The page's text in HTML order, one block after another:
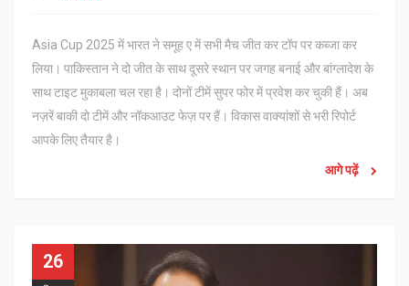
Asia Cup 2025 में भारत ने समूह ए में सभी मैच जीत कर टॉप पर कब्जा कर
लिया। पाकिस्तान ने दो जीत के साथ दूसरे स्थान पर जगह बनाई और बांग्लादेश के
साथ टाइट मुकाबला चल रहा है। दोनों टीमें सुपर फोर में प्रवेश कर चुकी हैं। अब
नज़रें बाकी दो टीमें और नॉकआउट फेज़ पर हैं। विकास वाक्यांशों से भरी रिपोर्ट
आपके लिए तैयार है।
आगे पढ़ें
26